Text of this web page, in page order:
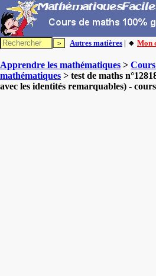
Autres matières | 🔸 Mon
Apprendre les mathématiques >
mathématiques > test de maths
avec les identités remarquables) -